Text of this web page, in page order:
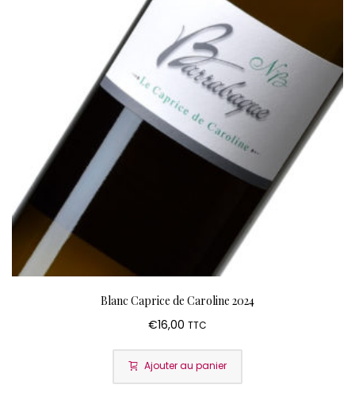
Blanc Caprice de Caroline 2024
€16,00 TTC
Ajouter au panier